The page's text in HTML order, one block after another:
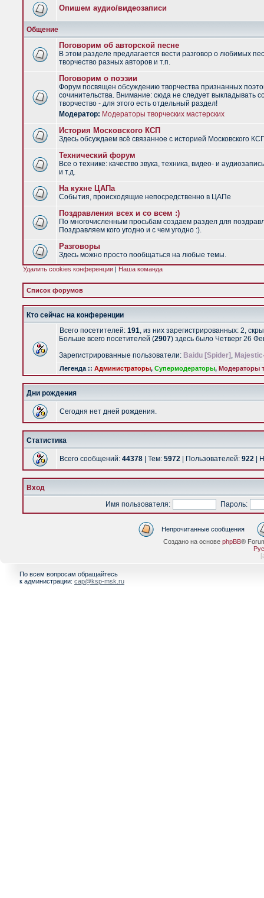
Опишем аудио/видеозаписи
Общение
Поговорим об авторской песне
В этом разделе предлагается вести разговор о любимых
творчество разных авторов и т.п.
Поговорим о поэзии
Форум посвящен обсуждению творчества признанных
сочинительства. Внимание: сюда не следует выкладывать
творчество - для этого есть отдельный раздел!
Модератор: Модераторы творческих мастерских
История Московского КСП
Здесь обсуждаем всё связанное с историей Московского
Технический форум
Все о технике: качество звука, техника, видео- и
и т.д.
На кухне ЦАПа
События, происходящие непосредственно в ЦАПе
Поздравления всех и со всем :)
По многочисленным просьбам создаем раздел для
Поздравляем кого угодно и с чем угодно :).
Разговоры
Здесь можно просто пообщаться на любые темы.
Удалить cookies конференции | Наша команда
Список форумов
Кто сейчас на конференции
Всего посетителей: 191, из них зарегистрированных: 2,
Больше всего посетителей (2907) здесь было Четверг 26
Зарегистрированные пользователи: Baidu [Spider] ,
Легенда :: Администраторы, Супермодераторы, Модераторы
Дни рождения
Сегодня нет дней рождения.
Статистика
Всего сообщений: 44378 | Тем: 5972 | Пользователей: 922 |
Вход
Имя пользователя:
Пароль:
Непрочитанные сообщения
Создано на основе phpBB®
[
По всем вопросам обращайтесь
к администрации: cap@ksp-msk.ru